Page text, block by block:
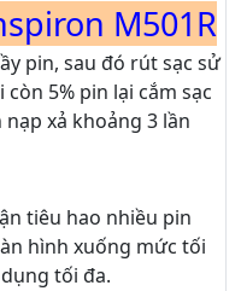
M501R
pin, sau đó rút sạc sử
5% pin lại cắm sạc
xả khoảng 3 lần
tiêu hao nhiều pin
hình xuống mức tối
tối đa.